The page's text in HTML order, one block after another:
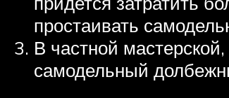
простаивать
В частной
самодельный